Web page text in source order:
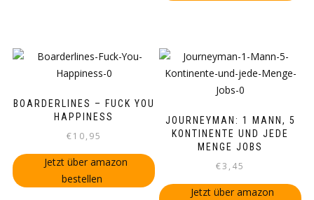
BOARDERLINES – FUCK YOU
HAPPINESS
€10,95
Jetzt über amazon
bestellen
JOURNEYMAN: 1 MANN, 5
KONTINENTE UND JEDE
MENGE JOBS
€3,45
Jetzt über amazon